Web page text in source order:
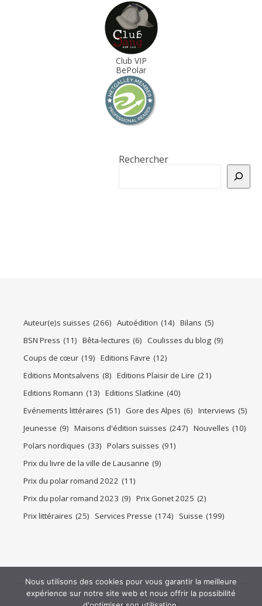
Club VIP
BePolar
Rechercher
Auteur(e)s suisses (266) Autoédition (14) Bilans (5)
BSN Press (11) Bêta-lectures (6) Coulisses du blog (9)
Coups de cœur (19) Editions Favre (12)
Editions Montsalvens (8) Editions Plaisir de Lire (21)
Editions Romann (13) Editions Slatkine (40)
Evénements littéraires (51) Gore des Alpes (6) Interviews (5)
Jeunesse (9) Maisons d'édition suisses (247) Nouvelles (10)
Polars nordiques (33) Polars suisses (91)
Prix du livre de la ville de Lausanne (9)
Prix du polar romand 2022 (11)
Prix du polar romand 2023 (9) Prix Gonet 2025 (2)
Prix littéraires (25) Services Presse (174) Suisse (199)
Nous utilisons des cookies pour vous garantir la meilleure
expérience sur notre site web et nous offrir la possibilité